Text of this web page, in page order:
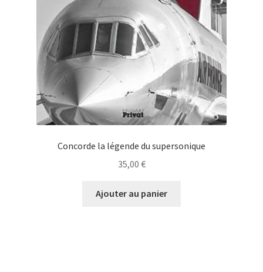
Concorde la légende du supersonique
35,00 €
Ajouter au panier